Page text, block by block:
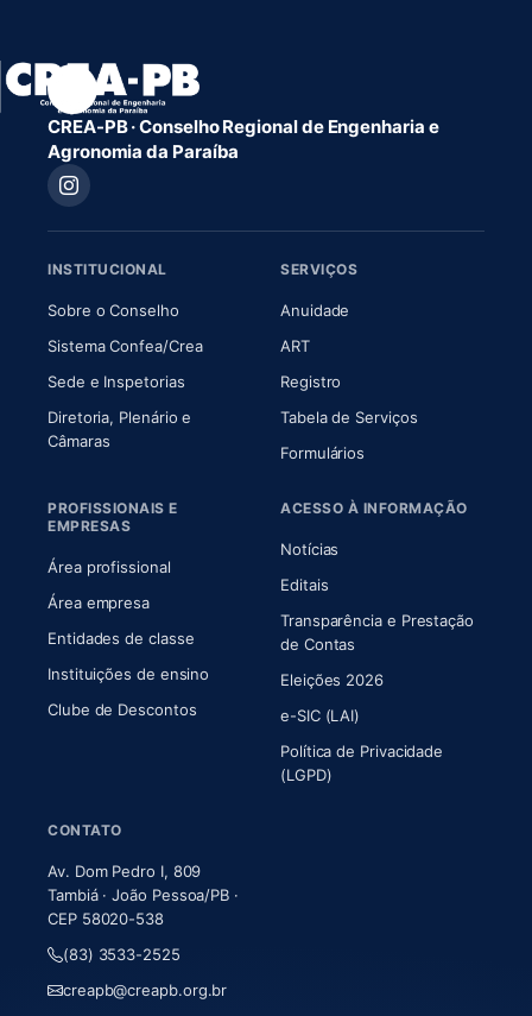
CREA-PB · Conselho Regional de Engenharia e
Agronomia da Paraíba
INSTITUCIONAL
Sobre o Conselho(abre em nova aba)
Sistema Confea/Crea(abre em nova aba)
Sede e Inspetorias
Diretoria, Plenário e
Câmaras(abre em nova aba)
SERVIÇOS
Anuidade
ART(abre em nova aba)
Registro
Tabela de Serviços
Formulários
PROFISSIONAIS E
EMPRESAS
Área profissional
Área empresa
Entidades de classe
Instituições de ensino
Clube de Descontos
ACESSO À INFORMAÇÃO
Notícias
Editais
Transparência e Prestação
de Contas
Eleições 2026
e-SIC (LAI)
Política de Privacidade
(LGPD)
CONTATO
Av. Dom Pedro I, 809
Tambiá · João Pessoa/PB ·
CEP 58020-538
(83) 3533-2525
creapb@creapb.org.br